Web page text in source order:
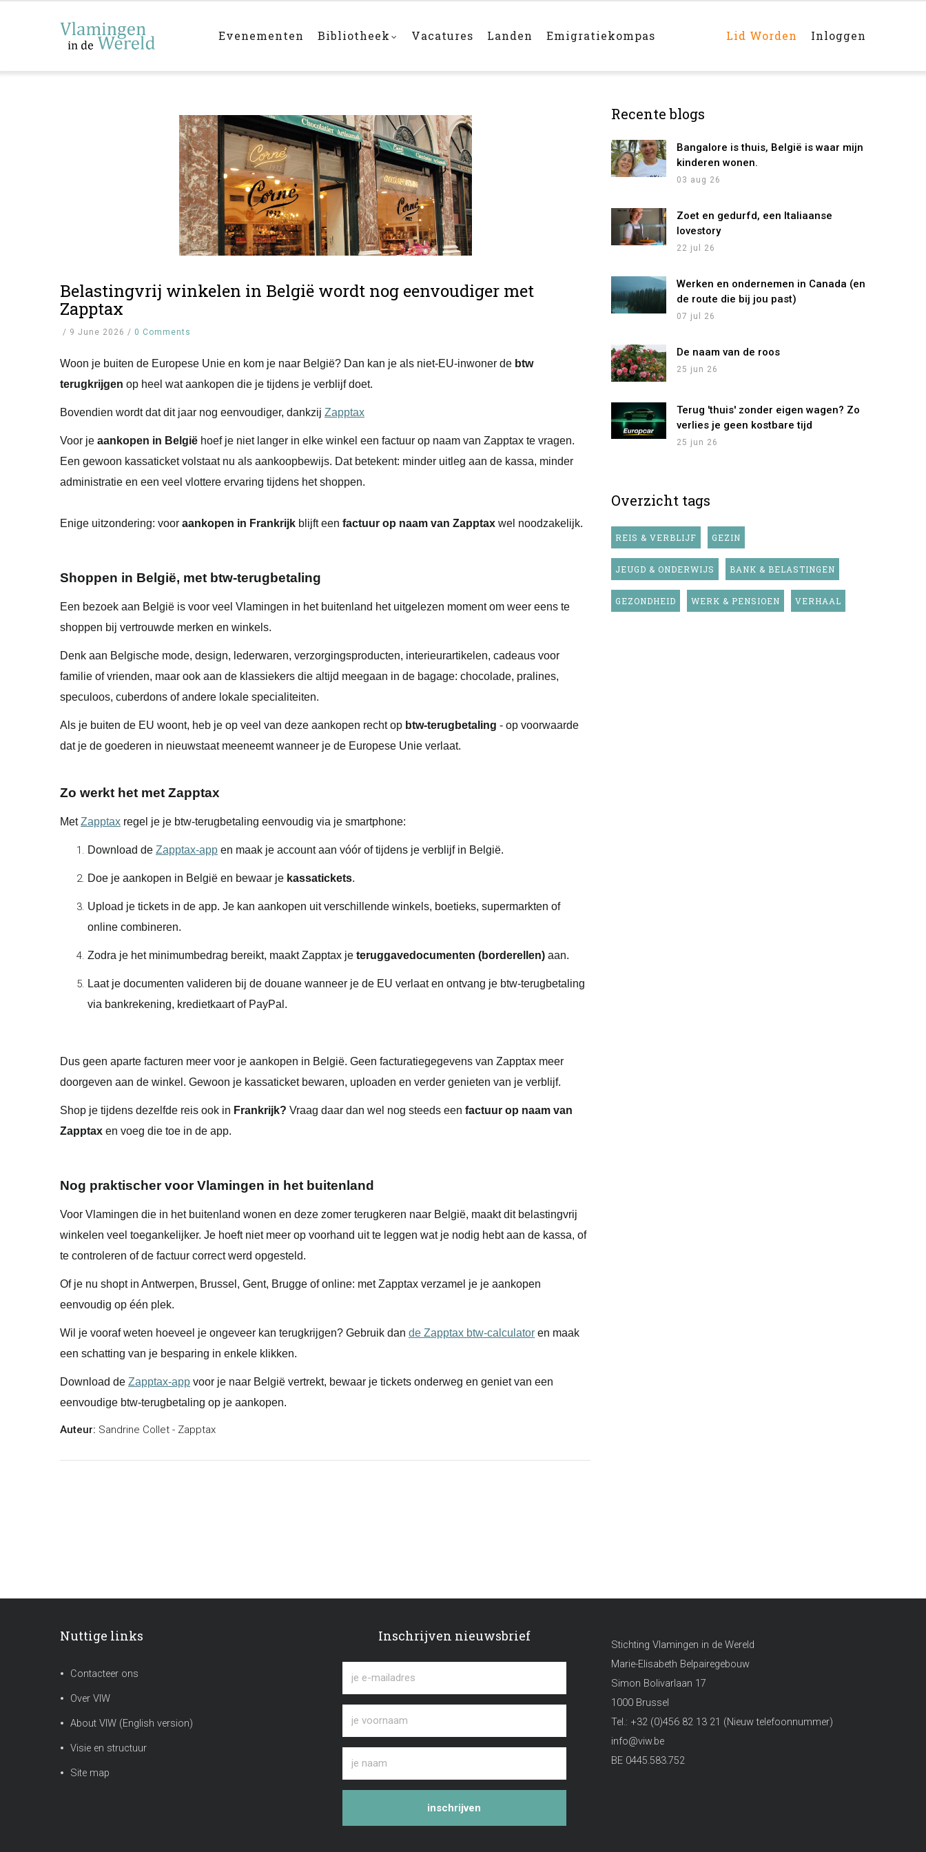
Main
Evenementen Bibliotheek Vacatures Landen Emigratiekompas
Main
rechts
Lid Worden Inloggen
Belastingvrij winkelen in België wordt nog eenvoudiger met
Zapptax
/ 9 June 2026 / 0 Comments
Woon je buiten de Europese Unie en kom je naar België? Dan kan je als niet-EU-inwoner de btw
terugkrijgen op heel wat aankopen die je tijdens je verblijf doet.
Bovendien wordt dat dit jaar nog eenvoudiger, dankzij Zapptax
Voor je aankopen in België hoef je niet langer in elke winkel een factuur op naam van Zapptax te vragen.
Een gewoon kassaticket volstaat nu als aankoopbewijs. Dat betekent: minder uitleg aan de kassa, minder
administratie en een veel vlottere ervaring tijdens het shoppen.
Enige uitzondering: voor aankopen in Frankrijk blijft een factuur op naam van Zapptax wel noodzakelijk.
Shoppen in België, met btw-terugbetaling
Een bezoek aan België is voor veel Vlamingen in het buitenland het uitgelezen moment om weer eens te
shoppen bij vertrouwde merken en winkels.
Denk aan Belgische mode, design, lederwaren, verzorgingsproducten, interieurartikelen, cadeaus voor
familie of vrienden, maar ook aan de klassiekers die altijd meegaan in de bagage: chocolade, pralines,
speculoos, cuberdons of andere lokale specialiteiten.
Als je buiten de EU woont, heb je op veel van deze aankopen recht op btw-terugbetaling - op voorwaarde
dat je de goederen in nieuwstaat meeneemt wanneer je de Europese Unie verlaat.
Zo werkt het met Zapptax
MetZapptax regel je je btw-terugbetaling eenvoudig via je smartphone:
Download de Zapptax-app en maak je account aan vóór of tijdens je verblijf in België.
Doe je aankopen in België en bewaar je kassatickets.
Upload je tickets in de app. Je kan aankopen uit verschillende winkels, boetieks, supermarkten of
online combineren.
Zodra je het minimumbedrag bereikt, maakt Zapptax je teruggavedocumenten (borderellen) aan.
Laat je documenten valideren bij de douane wanneer je de EU verlaat en ontvang je btw-terugbetaling
via bankrekening, kredietkaart of PayPal.
Dus geen aparte facturen meer voor je aankopen in België. Geen facturatiegegevens van Zapptax meer
doorgeven aan de winkel. Gewoon je kassaticket bewaren, uploaden en verder genieten van je verblijf.
Shop je tijdens dezelfde reis ook in Frankrijk? Vraag daar dan wel nog steeds een factuur op naam van
Zapptax en voeg die toe in de app.
Nog praktischer voor Vlamingen in het buitenland
Voor Vlamingen die in het buitenland wonen en deze zomer terugkeren naar België, maakt dit belastingvrij
winkelen veel toegankelijker. Je hoeft niet meer op voorhand uit te leggen wat je nodig hebt aan de kassa, of
te controleren of de factuur correct werd opgesteld.
Of je nu shopt in Antwerpen, Brussel, Gent, Brugge of online: met Zapptax verzamel je je aankopen
eenvoudig op één plek.
Wil je vooraf weten hoeveel je ongeveer kan terugkrijgen? Gebruik dan de Zapptax btw-calculator en maak
een schatting van je besparing in enkele klikken.
Download de Zapptax-app voor je naar België vertrekt, bewaar je tickets onderweg en geniet van een
eenvoudige btw-terugbetaling op je aankopen.
Auteur: Sandrine Collet - Zapptax
Recente blogs
Bangalore is thuis, België is waar mijn
kinderen wonen.
03 aug 26
Zoet en gedurfd, een Italiaanse
lovestory
22 jul 26
Werken en ondernemen in Canada (en
de route die bij jou past)
07 jul 26
De naam van de roos
25 jun 26
Terug 'thuis' zonder eigen wagen? Zo
verlies je geen kostbare tijd
25 jun 26
Overzicht tags
REIS & VERBLIJF GEZIN
JEUGD & ONDERWIJS BANK & BELASTINGEN
GEZONDHEID WERK & PENSIOEN VERHAAL
Nuttige links
Contacteer ons
Over VIW
About VIW (English version)
Visie en structuur
Site map
Inschrijven nieuwsbrief
inschrijven
Stichting Vlamingen in de Wereld
Marie-Elisabeth Belpairegebouw
Simon Bolivarlaan 17
1000 Brussel
Tel.: +32 (0)456 82 13 21 (Nieuw telefoonnummer)
info@viw.be
BE 0445.583.752